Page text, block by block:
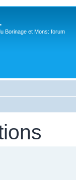
Borinage et Mons: forum